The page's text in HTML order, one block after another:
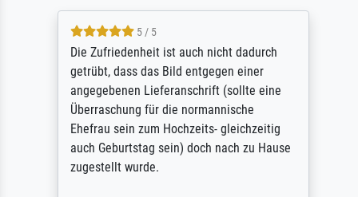
5 / 5
Die Zufriedenheit ist auch nicht dadurch
getrübt, dass das Bild entgegen einer
angegebenen Lieferanschrift (sollte eine
Überraschung für die normannische
Ehefrau sein zum Hochzeits- gleichzeitig
auch Geburtstag sein) doch nach zu Hause
zugestellt wurde.